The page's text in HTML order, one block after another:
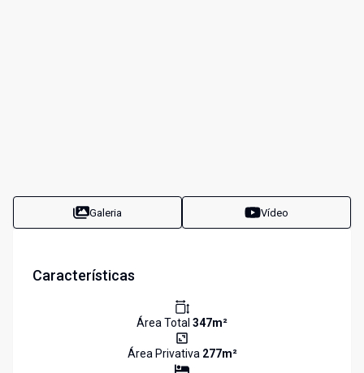
Galeria Vídeo
Características
Área Total 347m²
Área Privativa 277m²